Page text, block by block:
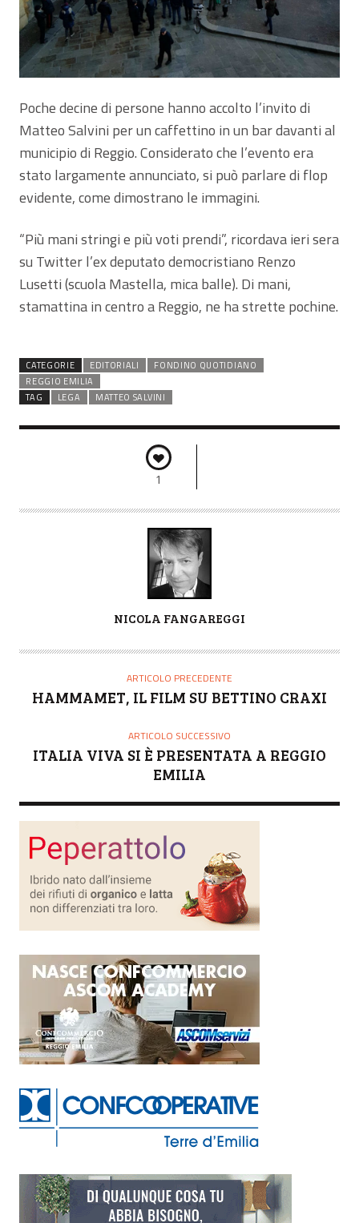
Poche decine di persone hanno accolto l’invito di
Matteo Salvini per un caffettino in un bar davanti al
municipio di Reggio. Considerato che l’evento era
stato largamente annunciato, si può parlare di flop
evidente, come dimostrano le immagini.
“Più mani stringi e più voti prendi”, ricordava ieri sera
su Twitter l’ex deputato democristiano Renzo
Lusetti (scuola Mastella, mica balle). Di mani,
stamattina in centro a Reggio, ne ha strette pochine.
CATEGORIE EDITORIALI
FONDINO QUOTIDIANO
REGGIO EMILIA
TAG
LEGA MATTEO SALVINI
1
T
NICOLA FANGAREGGI
ARTICOLO PRECEDENTE
HAMMAMET, IL FILM SU BETTINO CRAXI
ARTICOLO SUCCESSIVO
ITALIA VIVA SI È PRESENTATA A REGGIO
EMILIA